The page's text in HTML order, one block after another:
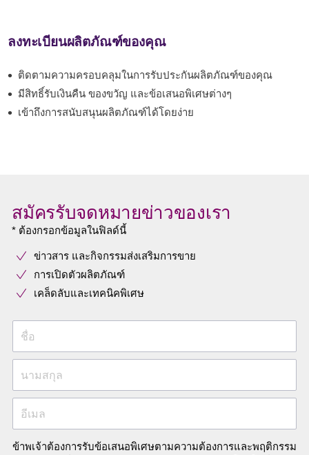
ลงทะเบียนผลิตภัณฑ์ของคุณ
ติดตามความครอบคลุมในการรับประกันผลิตภัณฑ์ของคุณ
มีสิทธิ์รับเงินคืน ของขวัญ และข้อเสนอพิเศษต่างๆ
เข้าถึงการสนับสนุนผลิตภัณฑ์ได้โดยง่าย
สมัครรับจดหมายข่าวของเรา
* ต้องกรอกข้อมูลในฟิลด์นี้
ข่าวสาร และกิจกรรมส่งเสริมการขาย
การเปิดตัวผลิตภัณฑ์
เคล็ดลับและเทคนิคพิเศษ
ชื่อ
นามสกุล
อีเมล
ข้าพเจ้าต้องการรับข้อเสนอพิเศษตามความต้องการและพฤติกรรม